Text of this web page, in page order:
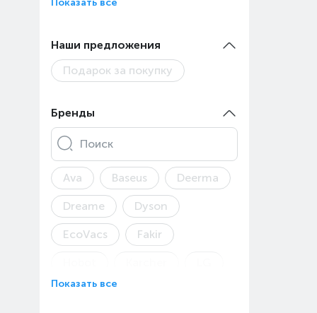
Пылесосы хозяйственные
Робот пылесосы
Показать все
Наши предложения
Подарок за покупку
Бренды
Поиск
Ava Baseus Deerma
Dreame Dyson
EcoVacs Fakir
Midea
Показать все